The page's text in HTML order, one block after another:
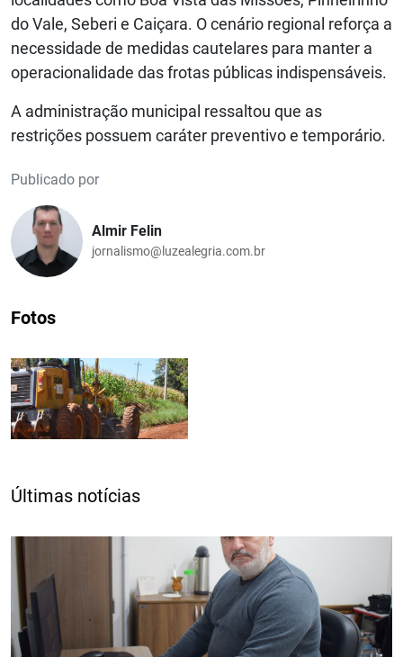
do Vale, Seberi e Caiçara. O cenário regional reforça a
necessidade de medidas cautelares para manter a
operacionalidade das frotas públicas indispensáveis.
A administração municipal ressaltou que as
restrições possuem caráter preventivo e temporário.
Publicado por
Almir Felin
jornalismo@luzealegria.com.br
Fotos
Últimas notícias